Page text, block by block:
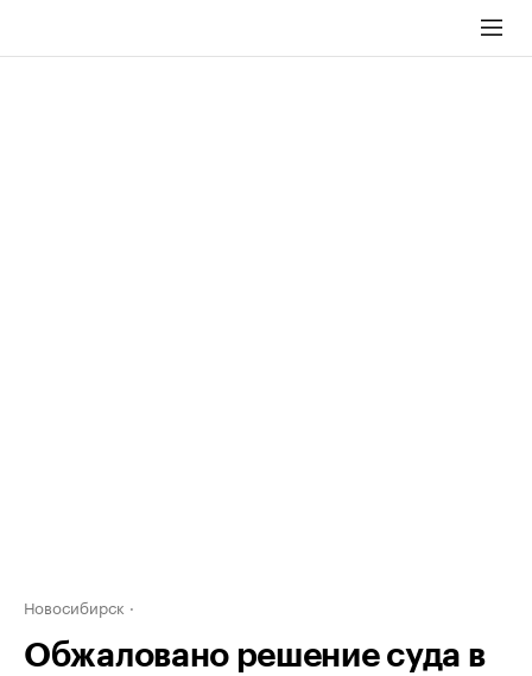
Новосибирск
Обжаловано решение суда в